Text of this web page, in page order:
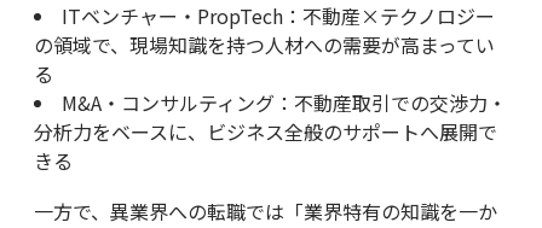
ITベンチャー・PropTech：不動産×テクノロジー
の領域で、現場知識を持つ人材への需要が高まってい
る
M&A・コンサルティング：不動産取引での交渉力・
分析力をベースに、ビジネス全般のサポートへ展開で
きる
一方で、異業界への転職では「業界特有の知識を一か